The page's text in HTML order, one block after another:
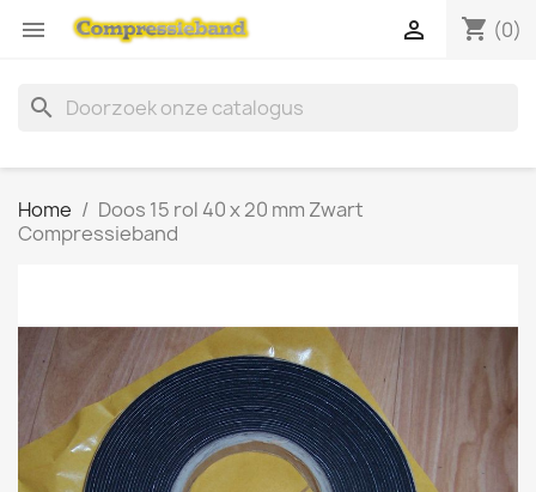
 shopping_cart (0)

search
Home
Doos 15 rol 40 x 20 mm Zwart
Compressieband